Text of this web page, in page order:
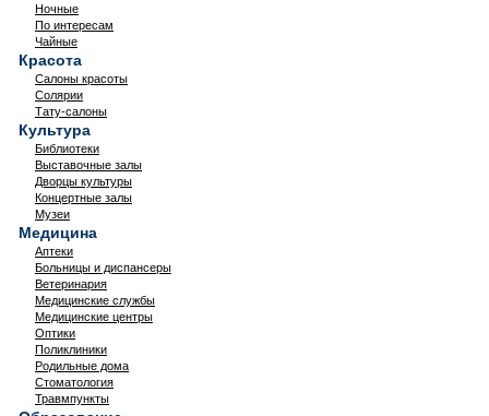
Ночные
По интересам
Чайные
Красота
Салоны красоты
Солярии
Тату-салоны
Культура
Библиотеки
Выставочные залы
Дворцы культуры
Концертные залы
Музеи
Медицина
Аптеки
Больницы и диспансеры
Ветеринария
Медицинские службы
Медицинские центры
Оптики
Поликлиники
Родильные дома
Стоматология
Травмпункты